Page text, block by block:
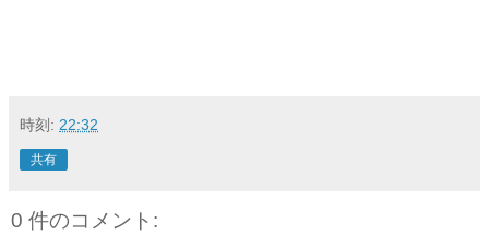
時刻: 22:32
共有
0 件のコメント: